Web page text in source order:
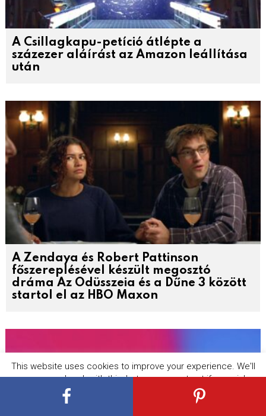
A Csillagkapu-petíció átlépte a
százezer aláírást az Amazon leállítása
után
A Zendaya és Robert Pattinson
főszereplésével készült megosztó
dráma Az Odüsszeia és a Dűne 3 között
startol el az HBO Maxon
This website uses cookies to improve your experience. We'll
assume you're ok with this, but you can opt-out if you wish.